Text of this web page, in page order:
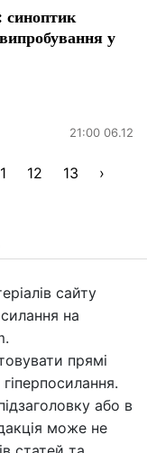
синоптик
у
21:00 06.12
12 13 ›
сайту
на
прямі
або в
може не